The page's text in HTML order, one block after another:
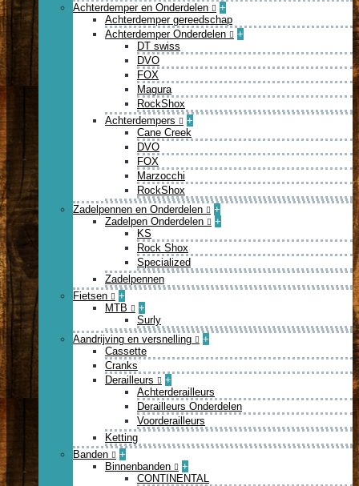
Achterdemper en Onderdelen
+
Achterdemper gereedschap
Achterdemper Onderdelen
+
DT swiss
DVO
FOX
Magura
RockShox
Achterdempers
+
Cane Creek
DVO
FOX
Marzocchi
RockShox
Zadelpennen en Onderdelen
+
Zadelpen Onderdelen
+
KS
Rock Shox
Specialized
Zadelpennen
Fietsen
+
MTB
+
Surly
Aandrijving en versnelling
+
Cassette
Cranks
Derailleurs
+
Achterderailleurs
Derailleurs Onderdelen
Voorderailleurs
Ketting
Banden
+
Binnenbanden
+
CONTINENTAL